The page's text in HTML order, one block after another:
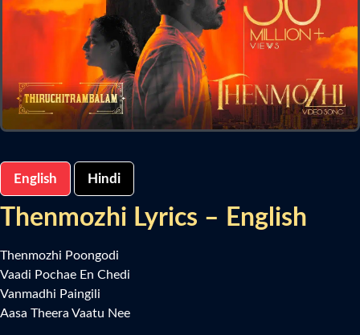
English Hindi
Thenmozhi Lyrics – English
Thenmozhi Poongodi
Vaadi Pochae En Chedi
Vanmadhi Paingili
Aasa Theera Vaatu Nee